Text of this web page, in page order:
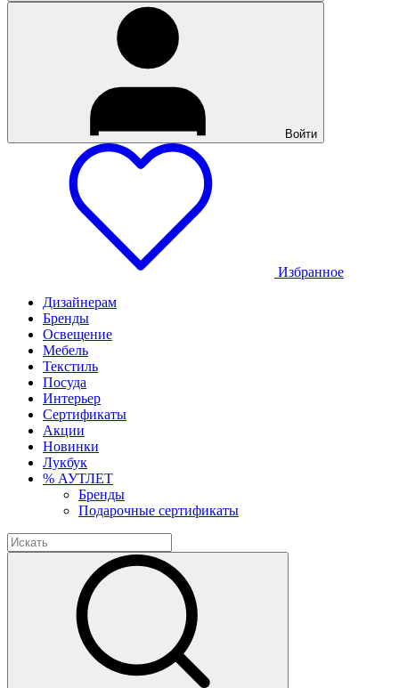
Войти
Избранное
Дизайнерам
Бренды
Освещение
Мебель
Текстиль
Посуда
Интерьер
Сертификаты
Акции
Новинки
Лукбук
% АУТЛЕТ
Бренды
Подарочные сертификаты